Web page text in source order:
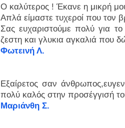
Ο καλύτερος ! Έκανε η μικρή
Απλά είμαστε τυχεροί που τον
Σας ευχαριστούμε πολύ για
ζεστη και γλυκια αγκαλιά που
Φωτεινή Λ.
Εξαίρετος σαν
πολύ καλός στην
Μαριάνθη Σ.